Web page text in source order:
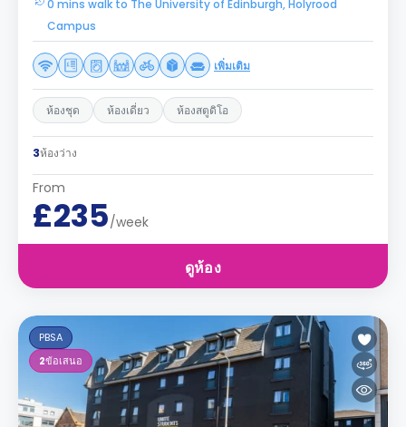
0 mins walk to The University of Edinburgh, Holyrood
Campus
เพิ่มเติม
ห้องชุด ห้องเดี่ยว ห้องสตูดิโอ
3ห้องว่าง
From
£235/week
ดูห้อง
PBSA
2ข้อเสนอ